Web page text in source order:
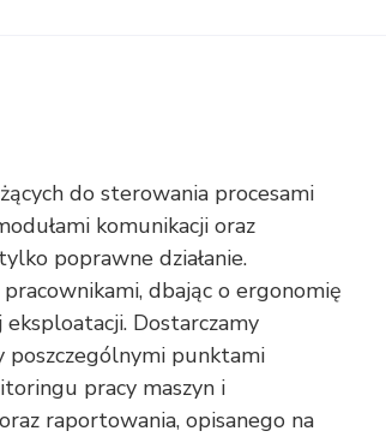
do sterowania procesami
komunikacji oraz
poprawne działanie.
dbając o ergonomię
Dostarczamy
poszczególnymi punktami
pracy maszyn i
raportowania, opisanego na